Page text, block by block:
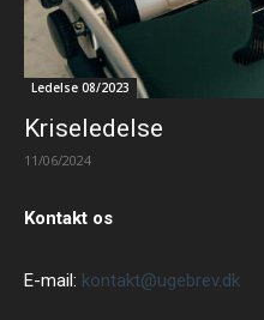
Ledelse 08/2023
Kriseledelse
11/06/2024
Kontakt os
E-mail: kontakt@ugebrev.dk